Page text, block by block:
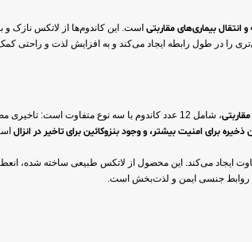
انتقال بیماری‌های مقاربتی است. این کاندوم‌ها از لاتکس نازک و
می‌کند و به افزایش لذت و راحتی کمک می‌کند. بسته‌بندی 12 عددی این محصول، استفاده
، شامل 12 عدد کاندوم با سه نوع متفاوت است:
برای امنیت بیشتر، و وجود بنزوکائین برای تاخیر در انزال
ایجاد می‌کند. این محصول از لاتکس طبیعی ساخته شده،
روابط جنسی ایمن و لذت‌بخش است.